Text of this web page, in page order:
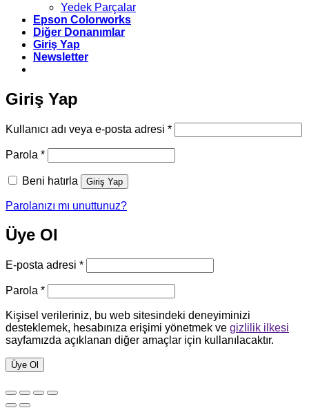
Yedek Parçalar
Epson Colorworks
Diğer Donanımlar
Giriş Yap
Newsletter
Giriş Yap
Kullanıcı adı veya e-posta adresi *Gerekli
Parola *Gerekli
Beni hatırla Giriş Yap
Parolanızı mı unuttunuz?
Üye Ol
E-posta adresi *Gerekli
Parola *Gerekli
Kişisel verileriniz, bu web sitesindeki deneyiminizi
desteklemek, hesabınıza erişimi yönetmek ve gizlilik ilkesi
sayfamızda açıklanan diğer amaçlar için kullanılacaktır.
Üye Ol